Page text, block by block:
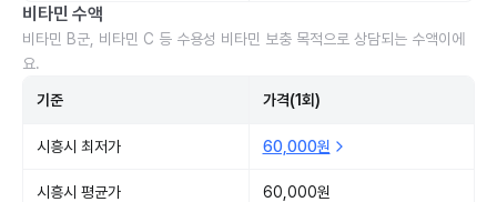
비타민 수액
비타민 B군, 비타민 C 등 수용성 비타민 보충 목적으로 상담되는 수액이에
요.
기준 가격(1회)
시흥시 최저가 60,000원
시흥시 평균가 60,000원